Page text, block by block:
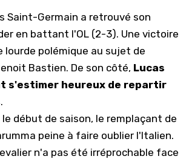
Saint-Germain a retrouvé son
en battant l'OL (2-3). Une victoire
lourde polémique au sujet de
Bastien. De son côté, Lucas
s'estimer heureux de repartir
.
début de saison, le remplaçant de
peine à faire oublier l'Italien.
n'a pas été irréprochable face